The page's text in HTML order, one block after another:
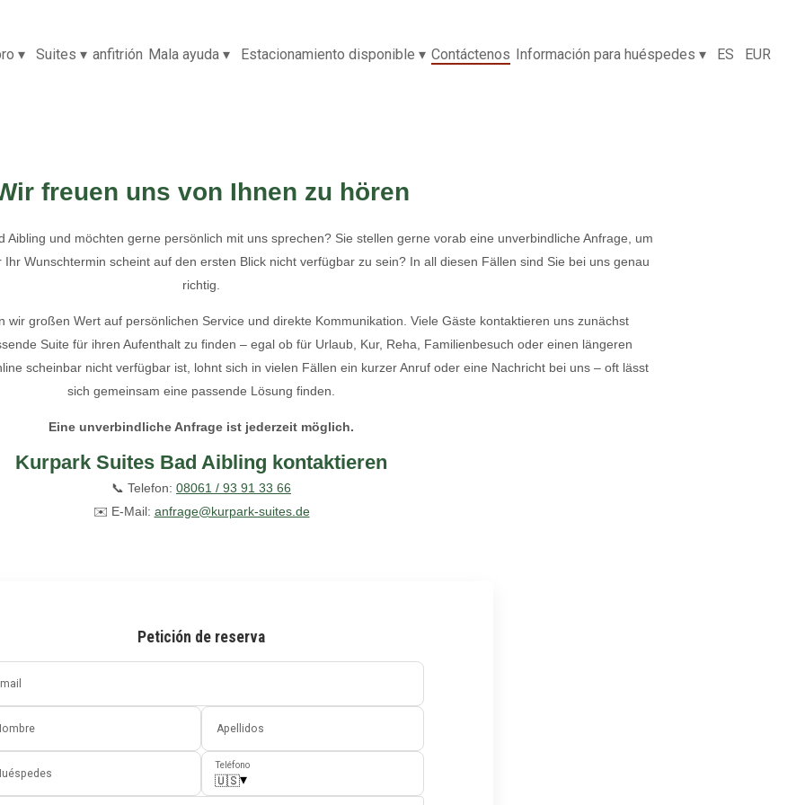
▾ Suites ▾ anfitrión Mala ayuda ▾ Estacionamiento disponible ▾ Contáctenos Información para huéspedes ▾ ES EUR
freuen uns von Ihnen zu hören
Aibling und möchten gerne persönlich mit uns sprechen? Sie stellen gerne vorab eine unverbindliche Anfrage, um
Wunschtermin scheint auf den ersten Blick nicht verfügbar zu sein? In all diesen Fällen sind Sie bei uns genau
richtig.
wir großen Wert auf persönlichen Service und direkte Kommunikation. Viele Gäste kontaktieren uns zunächst
Suite für ihren Aufenthalt zu finden – egal ob für Urlaub, Kur, Reha, Familienbesuch oder einen längeren
scheinbar nicht verfügbar ist, lohnt sich in vielen Fällen ein kurzer Anruf oder eine Nachricht bei uns – oft lässt
sich gemeinsam eine passende Lösung finden.
Eine unverbindliche Anfrage ist jederzeit möglich.
Kurpark Suites Bad Aibling kontaktieren
📞 Telefon: 08061 / 93 91 33 66
✉️ E-Mail: anfrage@kurpark-suites.de
Petición de reserva
Apellidos
Teléfono
🇺🇸▾